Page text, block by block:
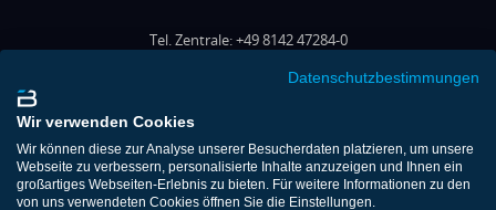
Tel. Zentrale: +49 8142 47284-0
Fax: +49 8142 47284-77Datenschutzbestimmungen
Wir verwenden Cookies
Wir können diese zur Analyse unserer Besucherdaten platzieren, um unsere
Webseite zu verbessern, personalisierte Inhalte anzuzeigen und Ihnen ein
großartiges Webseiten-Erlebnis zu bieten. Für weitere Informationen zu den
von uns verwendeten Cookies öffnen Sie die Einstellungen.